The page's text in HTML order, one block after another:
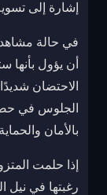
إشارة إلى
في حالة
أن يؤول بأنها
الاحتضان
الجلوس في
بالأمان
إذا حلمت
رغبتها في نيل